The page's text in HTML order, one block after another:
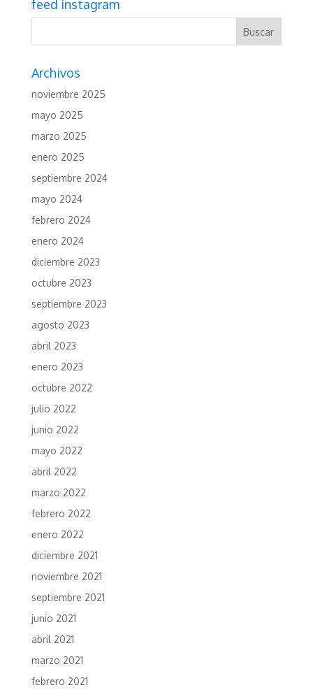
feed instagram
Archivos
noviembre 2025
mayo 2025
marzo 2025
enero 2025
septiembre 2024
mayo 2024
febrero 2024
enero 2024
diciembre 2023
octubre 2023
septiembre 2023
agosto 2023
abril 2023
enero 2023
octubre 2022
julio 2022
junio 2022
mayo 2022
abril 2022
marzo 2022
febrero 2022
enero 2022
diciembre 2021
noviembre 2021
septiembre 2021
junio 2021
abril 2021
marzo 2021
febrero 2021